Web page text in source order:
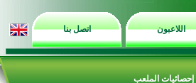
اللاعبون اتصل بنا
إحصائيات الملعب